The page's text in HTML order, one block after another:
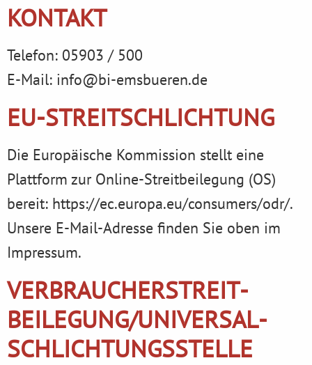
KONTAKT
Telefon: 05903 / 500
E-Mail: info@bi-emsbueren.de
EU-STREITSCHLICHTUNG
Die Europäische Kommission stellt eine
Plattform zur Online-Streitbeilegung (OS)
bereit: https://ec.europa.eu/consumers/odr/.
Unsere E-Mail-Adresse finden Sie oben im
Impressum.
VERBRAUCHER­STREIT­
BEILEGUNG/UNIVERSAL­
SCHLICHTUNGS­STELLE